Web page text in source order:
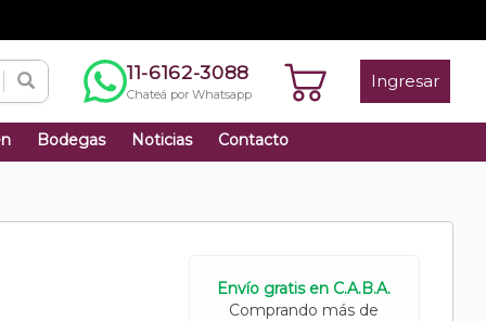
11-6162-3088
Chateá por Whatsapp
Ingresar
Bodegas Noticias Contacto
Envío gratis en C.A.B.A.
Comprando más de